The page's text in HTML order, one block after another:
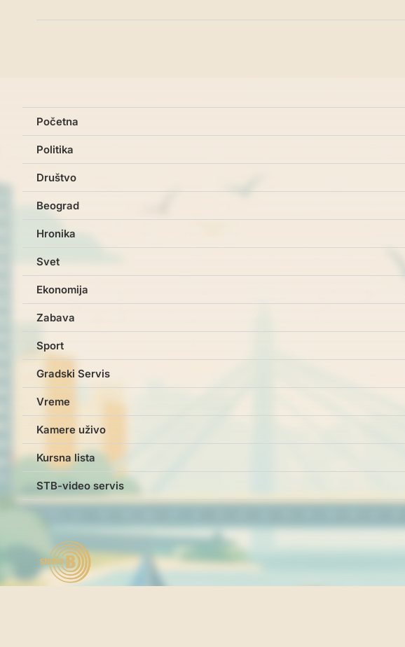
Početna
Politika
Društvo
Beograd
Hronika
Svet
Ekonomija
Zabava
Sport
Gradski Servis
Vreme
Kamere uživo
Kursna lista
STB-video servis